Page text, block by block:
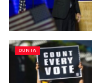
DUNIA